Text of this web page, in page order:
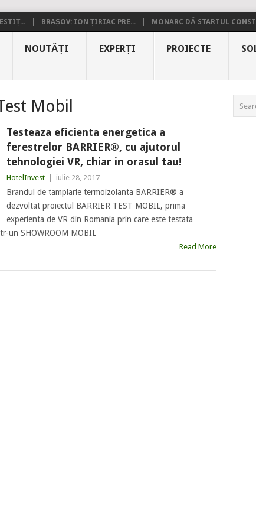
BRAȘOV: ION ȚIRIAC PRE... MONARC DĂ STARTUL
NOUTĂȚI EXPERȚI PROIECTE
Mobil
Testeaza eficienta energetica a
ferestrelor BARRIER®, cu ajutorul
tehnologiei VR, chiar in orasul tau!
HotelInvest iulie 28, 2017
Brandul de tamplarie termoizolanta BARRIER® a
dezvoltat proiectul BARRIER TEST MOBIL, prima
experienta de VR din Romania prin care este testata
un SHOWROOM MOBIL
Read More